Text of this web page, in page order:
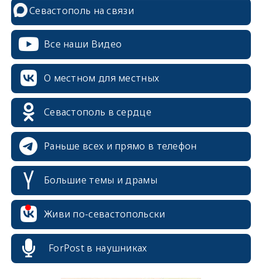
Севастополь на связи
Все наши Видео
О местном для местных
Севастополь в сердце
Раньше всех и прямо в телефон
Большие темы и драмы
Живи по-севастопольски
ForPost в наушниках